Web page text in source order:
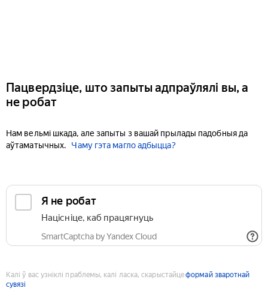
Пацвердзіце, што запыты адпраўлялі вы, а
не робат
Нам вельмі шкада, але запыты з вашай прылады падобныя да
аўтаматычных.
Чаму гэта магло адбыцца?
Я не робат
Націсніце, каб працягнуць
SmartCaptcha by Yandex Cloud
Калі ў вас узніклі праблемы, калі ласка, скарыстайцеформай зваротнай
сувязі